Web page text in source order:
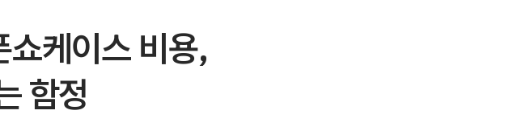
케이스 비용,
함정